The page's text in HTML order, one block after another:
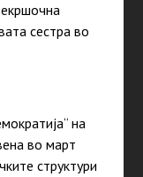
сестра во
на
во март
структури